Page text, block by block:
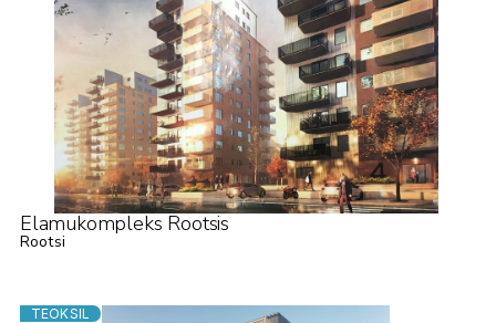
Elamukompleks Rootsis
Rootsi
TEOKSIL